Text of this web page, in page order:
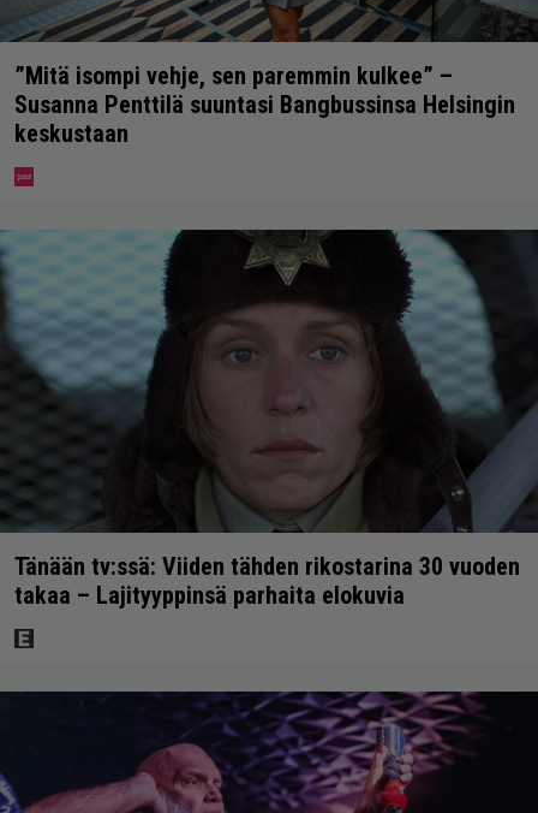
”Mitä isompi vehje, sen paremmin kulkee” –
Susanna Penttilä suuntasi Bangbussinsa Helsingin
keskustaan
Tänään tv:ssä: Viiden tähden rikostarina 30 vuoden
takaa – Lajityyppinsä parhaita elokuvia